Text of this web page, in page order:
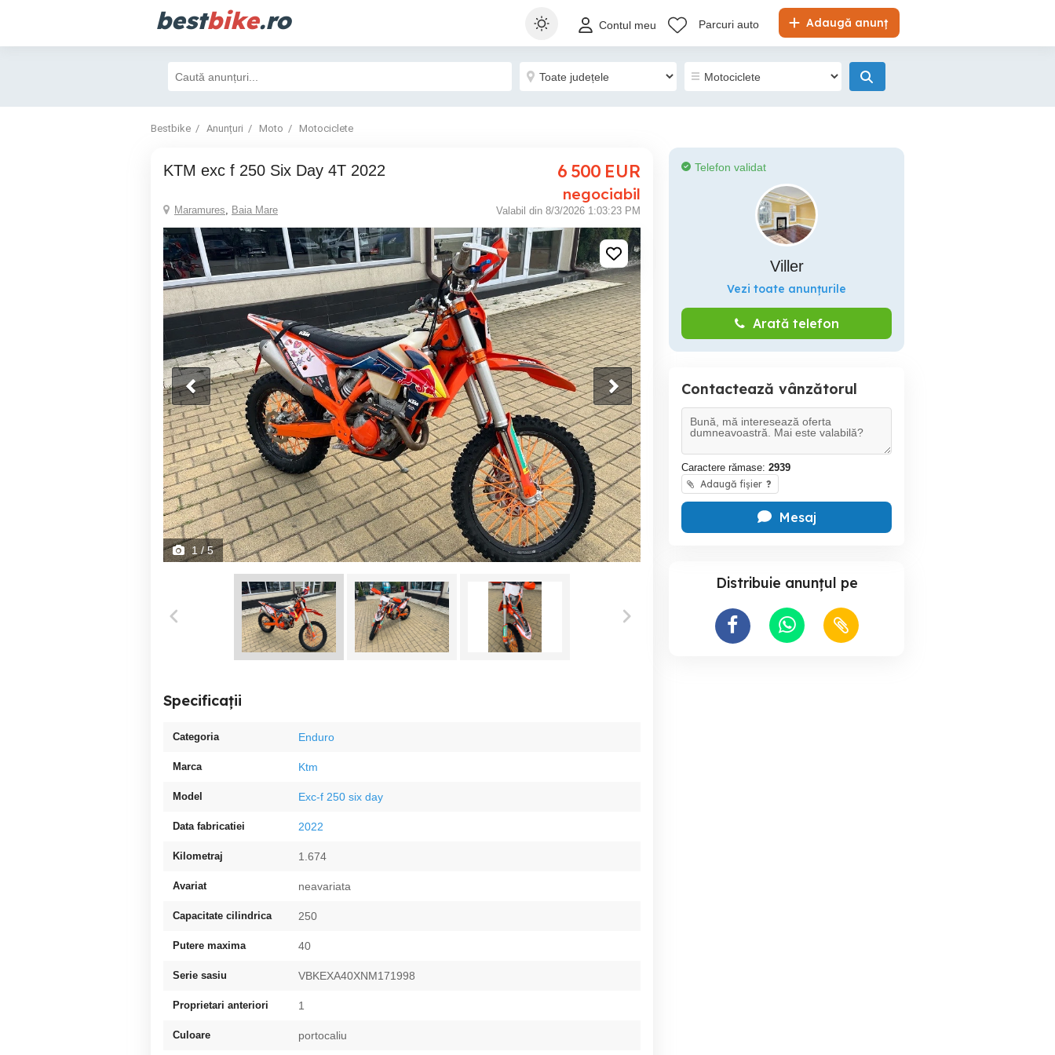
bestbike.ro Adaugă anunț
Contul meu Parcuri auto
Bestbike Anunțuri Moto Motociclete
KTM exc f 250 Six Day 4T 2022 6 500 EUR
negociabil
Maramures, Baia Mare Valabil din 8/3/2026 1:03:23 PM
1/ 5
Specificații
Categoria Enduro
Marca Ktm
Model Exc-f 250 six day
Data fabricatiei 2022
Kilometraj 1.674
Avariat neavariata
Capacitate cilindrica 250
Putere maxima 40
Serie sasiu VBKEXA40XNM171998
Proprietari anteriori 1
Culoare portocaliu
Telefon validat
Viller
Vezi toate anunțurile
Arată telefon
Contactează vânzătorul
Caractere rămase: 2939
Adaugă fișier ?
Mesaj
Distribuie anunțul pe